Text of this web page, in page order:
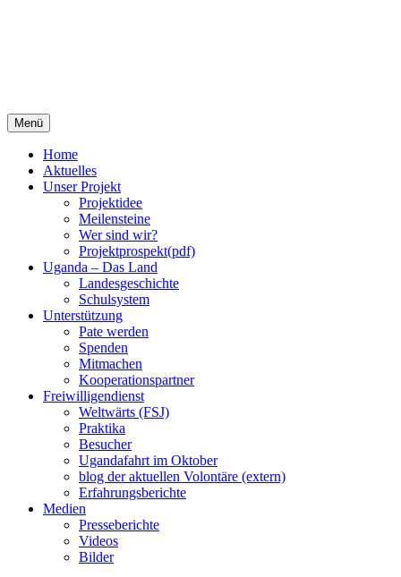
Menü Springe
zum
Inhalt
Home
Aktuelles
Unser Projekt
Projektidee
Meilensteine
Wer sind wir?
Projektprospekt(pdf)
Uganda – Das Land
Landesgeschichte
Schulsystem
Unterstützung
Pate werden
Spenden
Mitmachen
Kooperationspartner
Freiwilligendienst
Weltwärts (FSJ)
Praktika
Besucher
Ugandafahrt im Oktober
blog der aktuellen Volontäre (extern)
Erfahrungsberichte
Medien
Presseberichte
Videos
Bilder